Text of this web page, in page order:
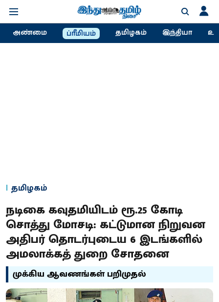
அண்மை ப்ரீமியம் தமிழகம் இந்தியா
தமிழகம்
நடிகை கவுதமியிடம் ரூ.25 கோடி
சொத்து மோசடி: கட்டுமான நிறுவன
அதிபர் தொடர்புடைய 6 இடங்களில்
அமலாக்கத் துறை சோதனை
முக்கிய ஆவணங்கள் பறிமுதல்